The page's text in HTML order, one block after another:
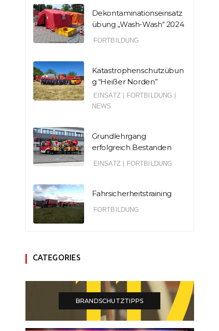
Dekontaminationseinsatz
übung „Wash-Wash“ 2024
FORTBILDUNG
Katastrophenschutzübun
g “Heißer Norden”
EINSATZ FORTBILDUNG
NEWS
Grundlehrgang
erfolgreich Bestanden
EINSATZ FORTBILDUNG
Fahrsicherheitstraining
FORTBILDUNG
CATEGORIES
BRANDSCHUTZTIPPS